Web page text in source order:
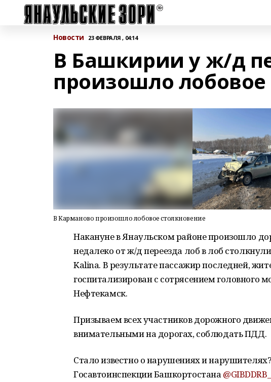
Новости 23 ФЕВРАЛЯ , 04:14
В Башкирии у ж/д
произошло лобовое
В Карманово произошло лобовое столкновение
Накануне в Янаульском районе произошло
недалеко от ж/д переезда лоб в лоб
Kalina. В результате пассажир последней,
госпитализирован с сотрясением головного
Нефтекамск.
Призываем всех участников дорожного
внимательными на дорогах, соблюдать ПДД.
Стало известно о нарушениях и
Госавтоинспекции Башкортостана